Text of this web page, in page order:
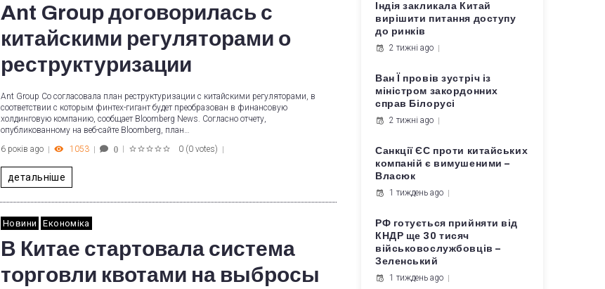
Ant Group договорилась с
китайскими регуляторами о
реструктуризации
Ant Group Co согласовала план реструктуризации с китайскими регуляторами, в
соответствии с которым финтех-гигант будет преобразован в финансовую
холдинговую компанию, сообщает Bloomberg News. Согласно отчету,
опубликованному на веб-сайте Bloomberg, план…
6 років ago
1053 0 0 (0 votes)
детальніше
Новини Економіка
В Китае стартовала система
торговли квотами на выбросы
Індія закликала Китай
вирішити питання доступу
до ринків
2 тижні ago
Ван Ї провів зустріч із
міністром закордонних
справ Білорусі
2 тижні ago
Санкції ЄС проти китайських
компаній є вимушеними –
Власюк
1 тиждень ago
РФ готується прийняти від
КНДР ще 30 тисяч
військовослужбовців –
Зеленський
1 тиждень ago